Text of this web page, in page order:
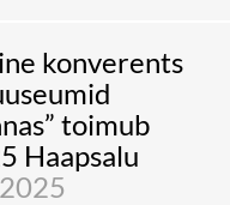
konverents
toimub
Haapsalu